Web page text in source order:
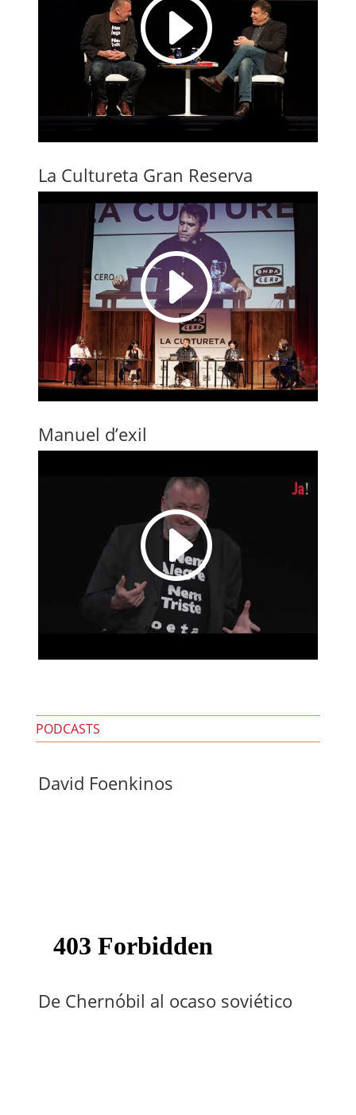
I
La Cultureta Gran Reserva
I
Manuel d’exil
I
PODCASTS
David Foenkinos
De Chernóbil al ocaso soviético